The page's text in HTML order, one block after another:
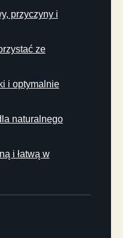
przyczyny i
ze
i optymalnie
naturalnego
i łatwą w